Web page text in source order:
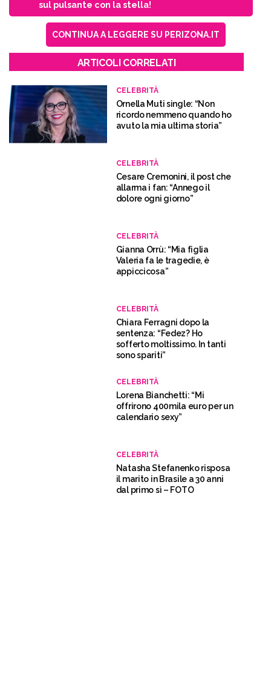
sul pulsante con la stella!
CONTINUA A LEGGERE SU PERIZONA.IT
ARTICOLI CORRELATI
CELEBRITÀ
Ornella Muti single: “Non
ricordo nemmeno quando ho
avuto la mia ultima storia”
CELEBRITÀ
Cesare Cremonini, il post che
allarma i fan: “Annego il
dolore ogni giorno”
CELEBRITÀ
Gianna Orrù: “Mia figlia
Valeria fa le tragedie, è
appiccicosa”
CELEBRITÀ
Chiara Ferragni dopo la
sentenza: “Fedez? Ho
sofferto moltissimo. In tanti
sono spariti”
CELEBRITÀ
Lorena Bianchetti: “Mi
offrirono 400mila euro per un
calendario sexy”
CELEBRITÀ
Natasha Stefanenko risposa
il marito in Brasile a 30 anni
dal primo sì – FOTO